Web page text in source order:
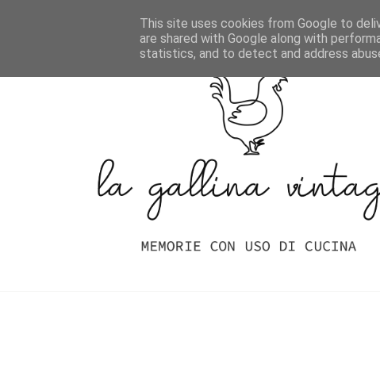
Indice Delle RicetteThis site uses cookies from Google to
are shared with Google along with
statistics, and to detect and address